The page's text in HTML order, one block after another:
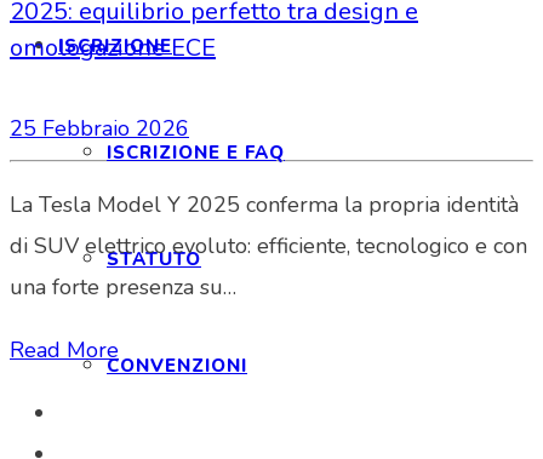
ISCRIZIONE
ISCRIZIONE E FAQ
STATUTO
CONVENZIONI
2025: equilibrio perfetto tra design e
omologazione ECE
25 Febbraio 2026
La Tesla Model Y 2025 conferma la propria identità
di SUV elettrico evoluto: efficiente, tecnologico e con
una forte presenza su…
Read More